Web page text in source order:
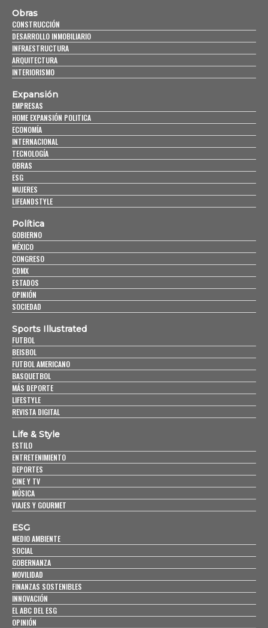
Obras
CONSTRUCCIÓN
DESARROLLO INMOBILIARIO
INFRAESTRUCTURA
ARQUITECTURA
INTERIORISMO
Expansión
EMPRESAS
HOME EXPANSIÓN POLITICA
ECONOMÍA
INTERNACIONAL
TECNOLOGÍA
OBRAS
ESG
MUJERES
LIFEANDSTYLE
Política
GOBIERNO
MÉXICO
CONGRESO
CDMX
ESTADOS
OPINIÓN
SOCIEDAD
Sports Illustrated
FUTBOL
BEISBOL
FUTBOL AMERICANO
BASQUETBOL
MÁS DEPORTE
LIFESTYLE
REVISTA DIGITAL
Life & Style
ESTILO
ENTRETENIMIENTO
DEPORTES
CINE Y TV
MÚSICA
VIAJES Y GOURMET
ESG
MEDIO AMBIENTE
SOCIAL
GOBERNANZA
MOVILIDAD
FINANZAS SOSTENIBLES
INNOVACIÓN
EL ABC DEL ESG
OPINIÓN